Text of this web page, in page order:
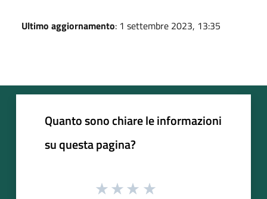
Ultimo aggiornamento: 1 settembre 2023, 13:35
Quanto sono chiare le informazioni
su questa pagina?